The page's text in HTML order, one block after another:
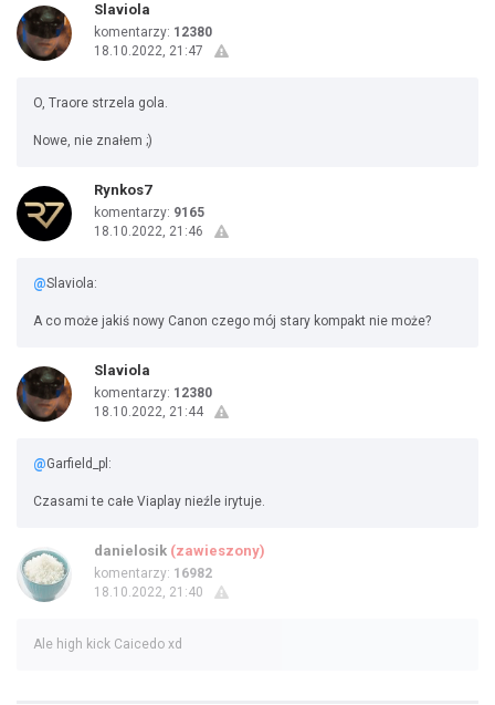
Slaviola
komentarzy: 12380
18.10.2022, 21:47
O, Traore strzela gola.
Nowe, nie znałem ;)
Rynkos7
komentarzy: 9165
18.10.2022, 21:46
@Slaviola:
A co może jakiś nowy Canon czego mój stary kompakt nie może?
Slaviola
komentarzy: 12380
18.10.2022, 21:44
@Garfield_pl:
Czasami te całe Viaplay nieźle irytuje.
danielosik (zawieszony)
komentarzy: 16982
18.10.2022, 21:40
Ale high kick Caicedo xd